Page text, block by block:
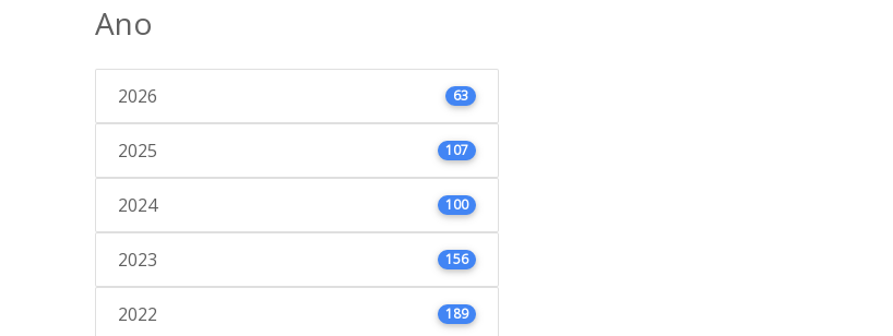
Ano
2026 63
2025 107
2024 100
2023 156
2022 189